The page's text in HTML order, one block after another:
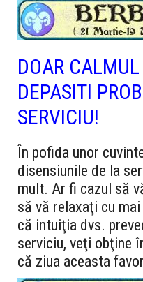
DOAR
DEPASITI
SERVICIU!
În pofida unor
disensiunile de la
mult. Ar fi cazul să
să vă relaxaţi cu
că intuiţia dvs.
serviciu, veţi obţine
că ziua aceasta